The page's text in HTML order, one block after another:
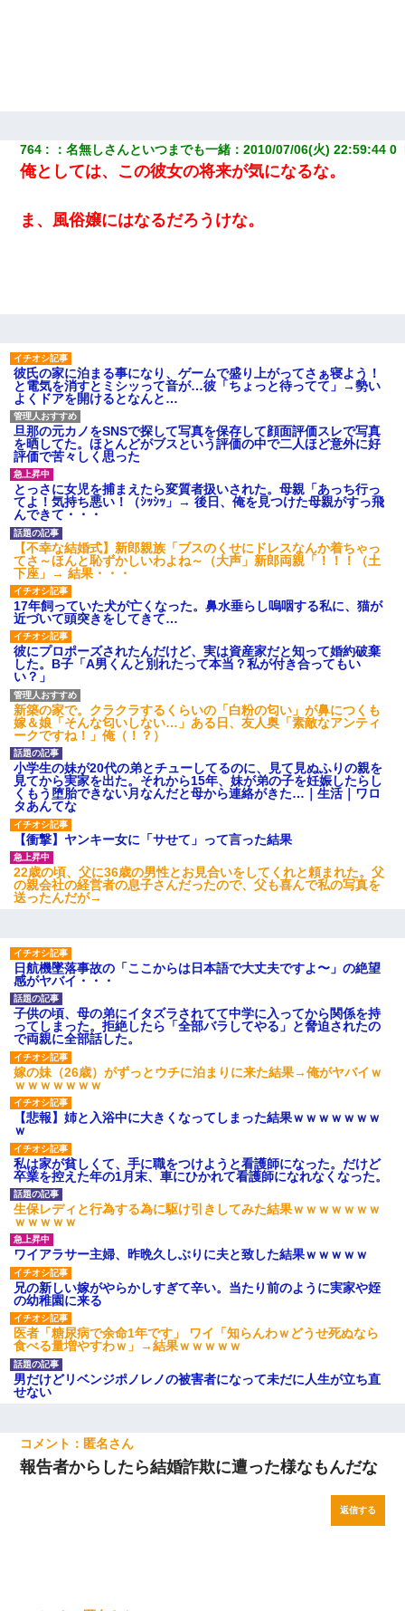
764 ：名無しさんといつまでも一緒 ：2010/07/06(火) 22:59:44 0
俺としては、この彼女の将来が気になるな。
ま、風俗嬢にはなるだろうけな。
彼氏の家に泊まる事になり、ゲームで盛り上がってさぁ寝よう！
と電気を消すとミシッって音が…彼「ちょっと待ってて」→勢い
よくドアを開けるとなんと…
旦那の元カノをSNSで探して写真を保存して顔面評価スレで写真
を晒してた。ほとんどがブスという評価の中で二人ほど意外に好
評価で苦々しく思った
とっさに女児を捕まえたら変質者扱いされた。母親「あっち行っ
てよ！気持ち悪い！（ｼｯｼｯ」→ 後日、俺を見つけた母親がすっ飛
んできて・・・
【不幸な結婚式】新郎親族「ブスのくせにドレスなんか着ちゃっ
てさ～ほんと恥ずかしいわよね～（大声」新郎両親「！！！（土
下座」→ 結果・・・
17年飼っていた犬が亡くなった。鼻水垂らし嗚咽する私に、猫が
近づいて頭突きをしてきて…
彼にプロポーズされたんだけど、実は資産家だと知って婚約破棄
した。B子「A男くんと別れたって本当？私が付き合ってもい
い？」
新築の家で。クラクラするくらいの「白粉の匂い」が鼻につくも
嫁＆娘「そんな匂いしない…」ある日、友人奥「素敵なアンティ
ークですね！」俺（！？）
小学生の妹が20代の弟とチューしてるのに、見て見ぬふりの親を
見てから実家を出た。それから15年、妹が弟の子を妊娠したらし
くもう堕胎できない月なんだと母から連絡がきた…｜生活｜ワロ
タあんてな
【衝撃】ヤンキー女に「サせて」って言った結果
22歳の頃、父に36歳の男性とお見合いをしてくれと頼まれた。父
の親会社の経営者の息子さんだったので、父も喜んで私の写真を
送ったんだが→
日航機墜落事故の「ここからは日本語で大丈夫ですよ〜」の絶望
感がヤバイ・・・
子供の頃、母の弟にイタズラされてて中学に入ってから関係を持
ってしまった。拒絶したら「全部バラしてやる」と脅迫されたの
で両親に全部話した。
嫁の妹（26歳）がずっとウチに泊まりに来た結果→俺がヤバイｗ
ｗｗｗｗｗｗｗ
【悲報】姉と入浴中に大きくなってしまった結果ｗｗｗｗｗｗｗ
ｗ
私は家が貧しくて、手に職をつけようと看護師になった。だけど
卒業を控えた年の1月末、車にひかれて看護師になれなくなった。
生保レディと行為する為に駆け引きしてみた結果ｗｗｗｗｗｗｗ
ｗｗｗｗｗ
ワイアラサー主婦、昨晩久しぶりに夫と致した結果ｗｗｗｗｗ
兄の新しい嫁がやらかしすぎて辛い。当たり前のように実家や姪
の幼稚園に来る
医者「糖尿病で余命1年です」 ワイ「知らんわｗどうせ死ぬなら
食べる量増やすわｗ」→結果ｗｗｗｗｗ
男だけどリベンジポノレノの被害者になって未だに人生が立ち直
せない
匿名
報告者からしたら結婚詐欺に遭った様なもんだな
返信する